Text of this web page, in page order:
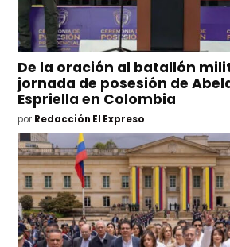
De la oración al batallón
jornada de posesión de
Espriella en Colombia
por Redacción El Expreso